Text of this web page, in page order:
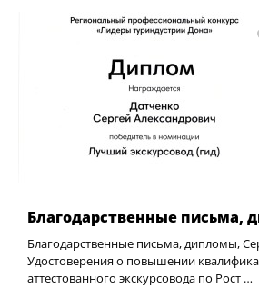
Благодарственные письма,
Благодарственные письма, дипломы,
Удостоверения о повышении
аттестованного экскурсовода по Рост …